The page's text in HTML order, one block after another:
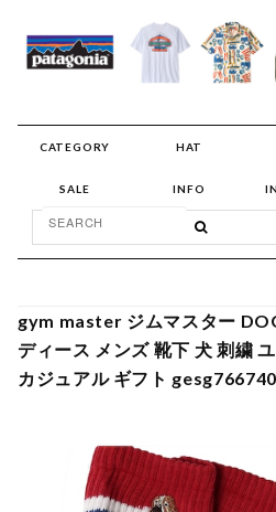
CATEGORY HAT
SALE INFO
gym master ジムマスター
ディース メンズ 靴下 犬 刺繍
カジュアル ギフト